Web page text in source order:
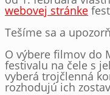
webovej stránke
Tešíme sa a
O výbere filmov do
festivalu na čele s
vyberá trojčlenná
rozhodujú ich